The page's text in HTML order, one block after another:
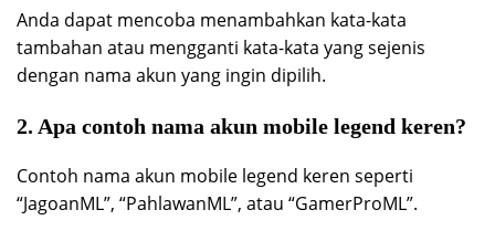
Anda dapat mencoba menambahkan kata-kata
tambahan atau mengganti kata-kata yang sejenis
dengan nama akun yang ingin dipilih.
2. Apa contoh nama akun mobile legend keren?
Contoh nama akun mobile legend keren seperti
“JagoanML”, “PahlawanML”, atau “GamerProML”.